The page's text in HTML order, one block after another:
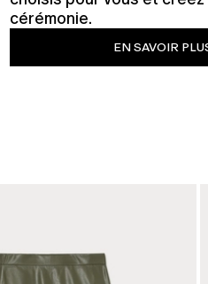
cérémonie.
EN SAVOIR